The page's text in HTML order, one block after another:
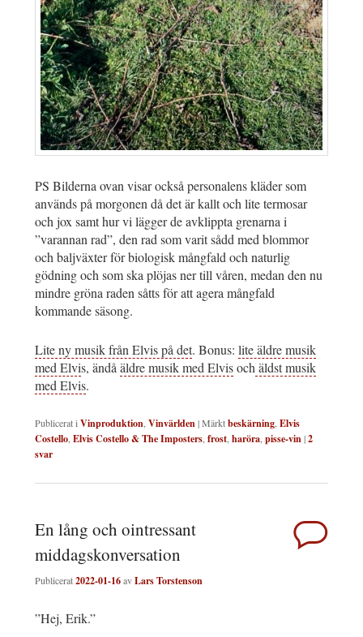
PS Bilderna ovan visar också personalens kläder som
används på morgonen då det är kallt och lite termosar
och jox samt hur vi lägger de avklippta grenarna i
”varannan rad”, den rad som varit sådd med blommor
och baljväxter för biologisk mångfald och naturlig
gödning och som ska plöjas ner till våren, medan den nu
mindre gröna raden såtts för att agera mångfald
kommande säsong.
Lite ny musik från Elvis på det. Bonus: lite äldre musik
med Elvis, ändåäldre musik med Elvisochäldst musik
med Elvis.
Publicerat iVinproduktion,Vinvärlden|Märktbeskärning,Elvis
Costello,Elvis Costello & The Imposters,frost,haröra,pisse-vin|2
svar
En lång och ointressant
middagskonversation
Publicerat2022-01-16avLars Torstenson
”Hej, Erik.”